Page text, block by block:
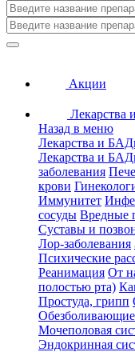
Акции
Назад в меню
Лекарства и
Лекарства и
заболевания
крови
Иммунитет
сосуды Вредные
Суставы и
Лор-заболевания
Психические
Реанимация От
полостью рта)
Простуда, грипп
Обезболивающие
Мочеполовая
Эндокринная